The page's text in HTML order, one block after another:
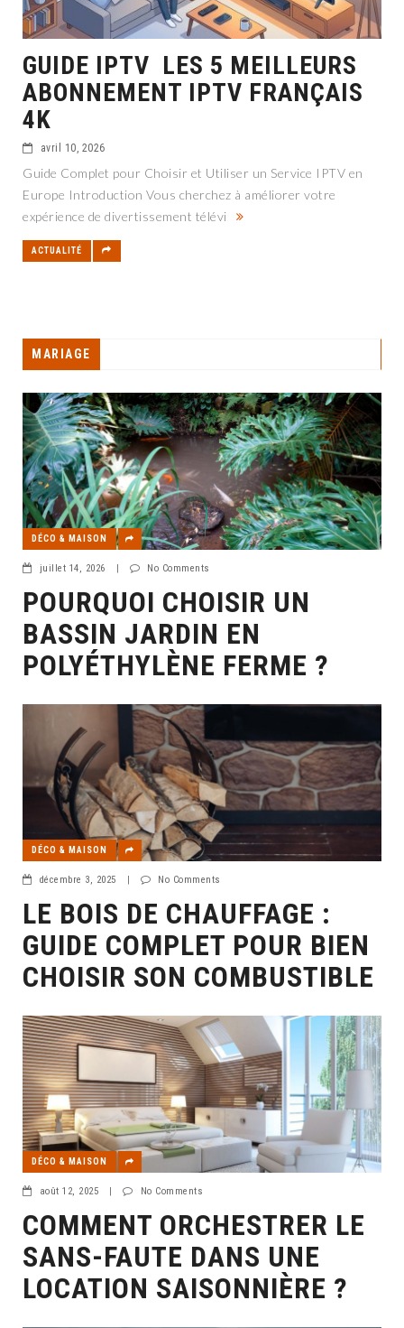
GUIDE IPTV LES 5 MEILLEURS
ABONNEMENT IPTV FRANÇAIS
4K
avril 10, 2026
Guide Complet pour Choisir et Utiliser un Service IPTV en
Europe Introduction Vous cherchez à améliorer votre
expérience de divertissement télévi
ACTUALITÉ
MARIAGE
DÉCO & MAISON
juillet 14, 2026 No Comments
POURQUOI CHOISIR UN
BASSIN JARDIN EN
POLYÉTHYLÈNE FERME ?
DÉCO & MAISON
décembre 3, 2025 No Comments
LE BOIS DE CHAUFFAGE :
GUIDE COMPLET POUR BIEN
CHOISIR SON COMBUSTIBLE
DÉCO & MAISON
août 12, 2025 No Comments
COMMENT ORCHESTRER LE
SANS-FAUTE DANS UNE
LOCATION SAISONNIÈRE ?